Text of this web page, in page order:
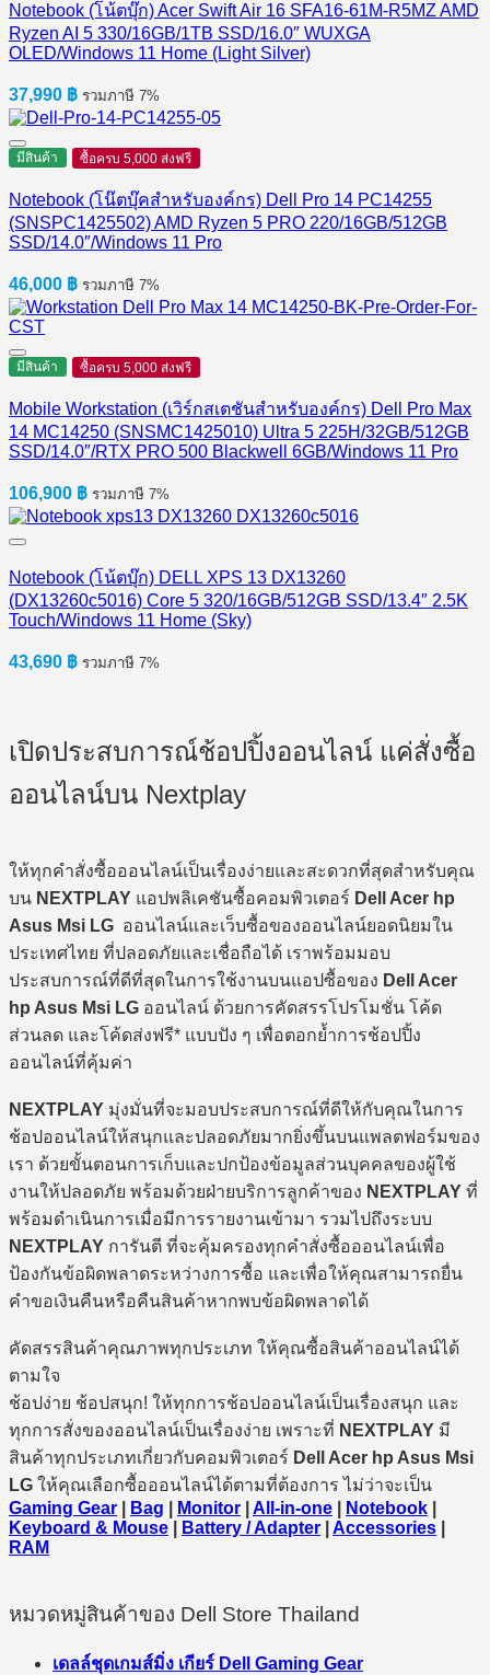
Notebook (โน้ตบุ๊ก) Acer Swift Air 16 SFA16-61M-R5MZ AMD
Ryzen AI 5 330/16GB/1TB SSD/16.0″ WUXGA
OLED/Windows 11 Home (Light Silver)
37,990 ฿ รวมภาษี 7%
มีสินค้า ซื้อครบ 5,000 ส่งฟรี
Notebook (โน๊ตบุ๊คสำหรับองค์กร) Dell Pro 14 PC14255
(SNSPC1425502) AMD Ryzen 5 PRO 220/16GB/512GB
SSD/14.0″/Windows 11 Pro
46,000 ฿ รวมภาษี 7%
มีสินค้า ซื้อครบ 5,000 ส่งฟรี
Mobile Workstation (เวิร์กสเตชันสำหรับองค์กร) Dell Pro Max
14 MC14250 (SNSMC1425010) Ultra 5 225H/32GB/512GB
SSD/14.0″/RTX PRO 500 Blackwell 6GB/Windows 11 Pro
106,900 ฿ รวมภาษี 7%
Notebook (โน้ตบุ๊ก) DELL XPS 13 DX13260
(DX13260c5016) Core 5 320/16GB/512GB SSD/13.4″ 2.5K
Touch/Windows 11 Home (Sky)
43,690 ฿ รวมภาษี 7%
เปิดประสบการณ์ช้อปปิ้งออนไลน์ แค่สั่งซื้อ
ออนไลน์บน Nextplay
ให้ทุกคำสั่งซื้อออนไลน์เป็นเรื่องง่ายและสะดวกที่สุดสำหรับคุณ
บน NEXTPLAY แอปพลิเคชันซื้อคอมพิวเตอร์ Dell Acer hp
Asus Msi LG ออนไลน์และเว็บซื้อของออนไลน์ยอดนิยมใน
ประเทศไทย ที่ปลอดภัยและเชื่อถือได้ เราพร้อมมอบ
ประสบการณ์ที่ดีที่สุดในการใช้งานบนแอปซื้อของ Dell Acer
hp Asus Msi LG ออนไลน์ ด้วยการคัดสรรโปรโมชั่น โค้ด
ส่วนลด และโค้ดส่งฟรี* แบบปัง ๆ เพื่อตอกย้ำการช้อปปิ้ง
ออนไลน์ที่คุ้มค่า
NEXTPLAY มุ่งมั่นที่จะมอบประสบการณ์ที่ดีให้กับคุณในการ
ช้อปออนไลน์ให้สนุกและปลอดภัยมากยิ่งขึ้นบนแพลตฟอร์มของ
เรา ด้วยขั้นตอนการเก็บและปกป้องข้อมูลส่วนบุคคลของผู้ใช้
งานให้ปลอดภัย พร้อมด้วยฝ่ายบริการลูกค้าของ NEXTPLAY ที่
พร้อมดำเนินการเมื่อมีการรายงานเข้ามา รวมไปถึงระบบ
NEXTPLAY การันตี ที่จะคุ้มครองทุกคำสั่งซื้อออนไลน์เพื่อ
ป้องกันข้อผิดพลาดระหว่างการซื้อ และเพื่อให้คุณสามารถยื่น
คำขอเงินคืนหรือคืนสินค้าหากพบข้อผิดพลาดได้
คัดสรรสินค้าคุณภาพทุกประเภท ให้คุณซื้อสินค้าออนไลน์ได้
ตามใจ
ช้อปง่าย ช้อปสนุก! ให้ทุกการช้อปออนไลน์เป็นเรื่องสนุก และ
ทุกการสั่งของออนไลน์เป็นเรื่องง่าย เพราะที่ NEXTPLAY มี
สินค้าทุกประเภทเกี่ยวกับคอมพิวเตอร์ Dell Acer hp Asus Msi
LG ให้คุณเลือกซื้อออนไลน์ได้ตามที่ต้องการ ไม่ว่าจะเป็น
Gaming Gear
Bag Monitor All-in-one Notebook
Keyboard & Mouse
Battery / Adapter Accessories
RAM
หมวดหมู่สินค้าของ Dell Store Thailand
เดลล์ชุดเกมส์มิ่ง เกียร์ Dell Gaming Gear